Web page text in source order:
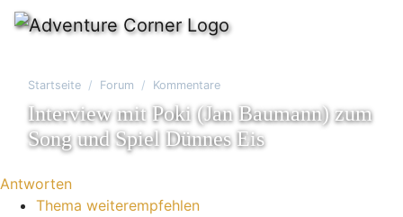
Startseite Forum Kommentare
Interview mit Poki (Jan Baumann) zum
Song und Spiel Dünnes Eis
Antworten
Thema weiterempfehlen